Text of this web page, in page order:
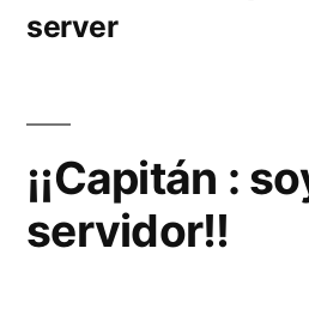
server
¡¡Capitán :
servidor!!